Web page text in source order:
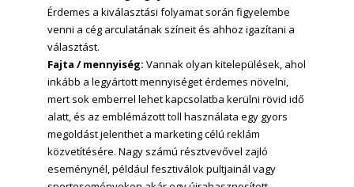
Érdemes a kiválasztási folyamat során figyelembe
venni a cég arculatának színeit és ahhoz igazítani a
választást.
Fajta / mennyiség: Vannak olyan kitelepülések, ahol
inkább a legyártott mennyiséget érdemes növelni,
mert sok emberrel lehet kapcsolatba kerülni rövid idő
alatt, és az emblémázott toll használata egy gyors
megoldást jelenthet a marketing célú reklám
közvetítésére. Nagy számú résztvevővel zajló
eseménynél, például fesztiválok pultjainál vagy